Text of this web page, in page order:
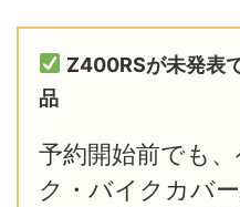
Z400RSが未発表
品
予約開始前でも
ク・バイクカバ